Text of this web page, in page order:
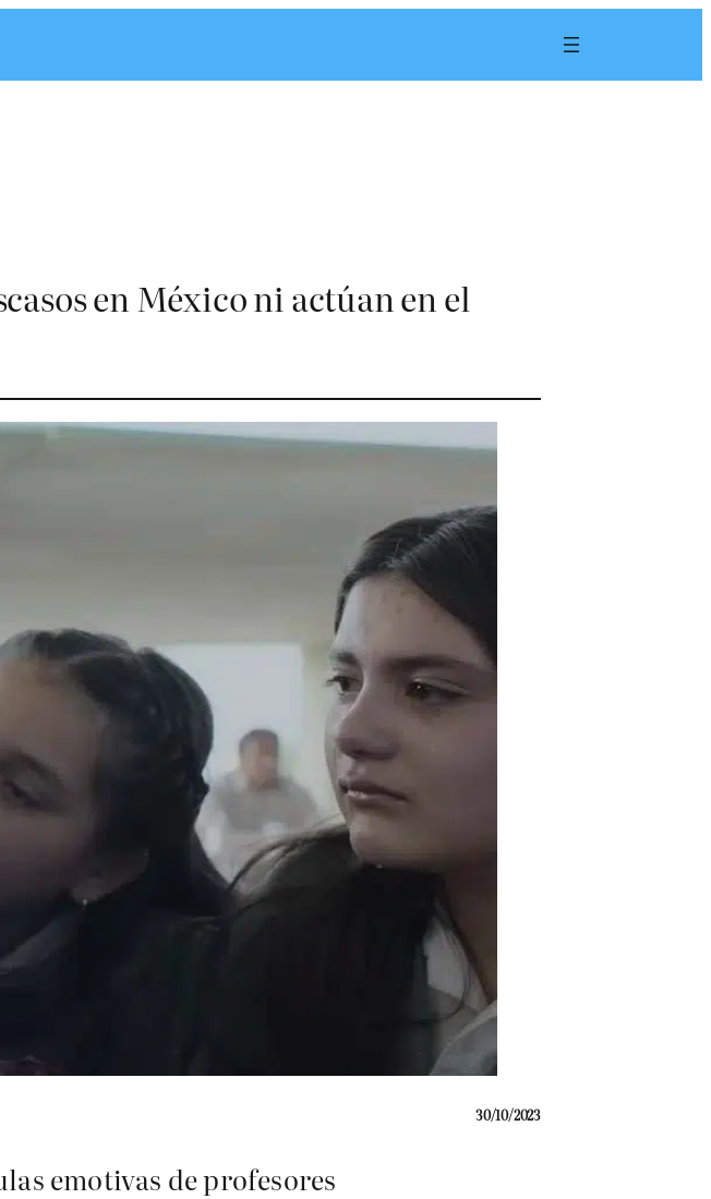
en México ni actúan en el
30/10/2023
emotivas de profesores